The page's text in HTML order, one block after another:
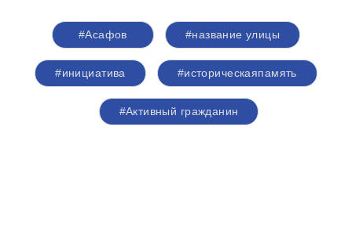
#Асафов #название улицы
#инициатива #историческаяпамять
#Активный гражданин